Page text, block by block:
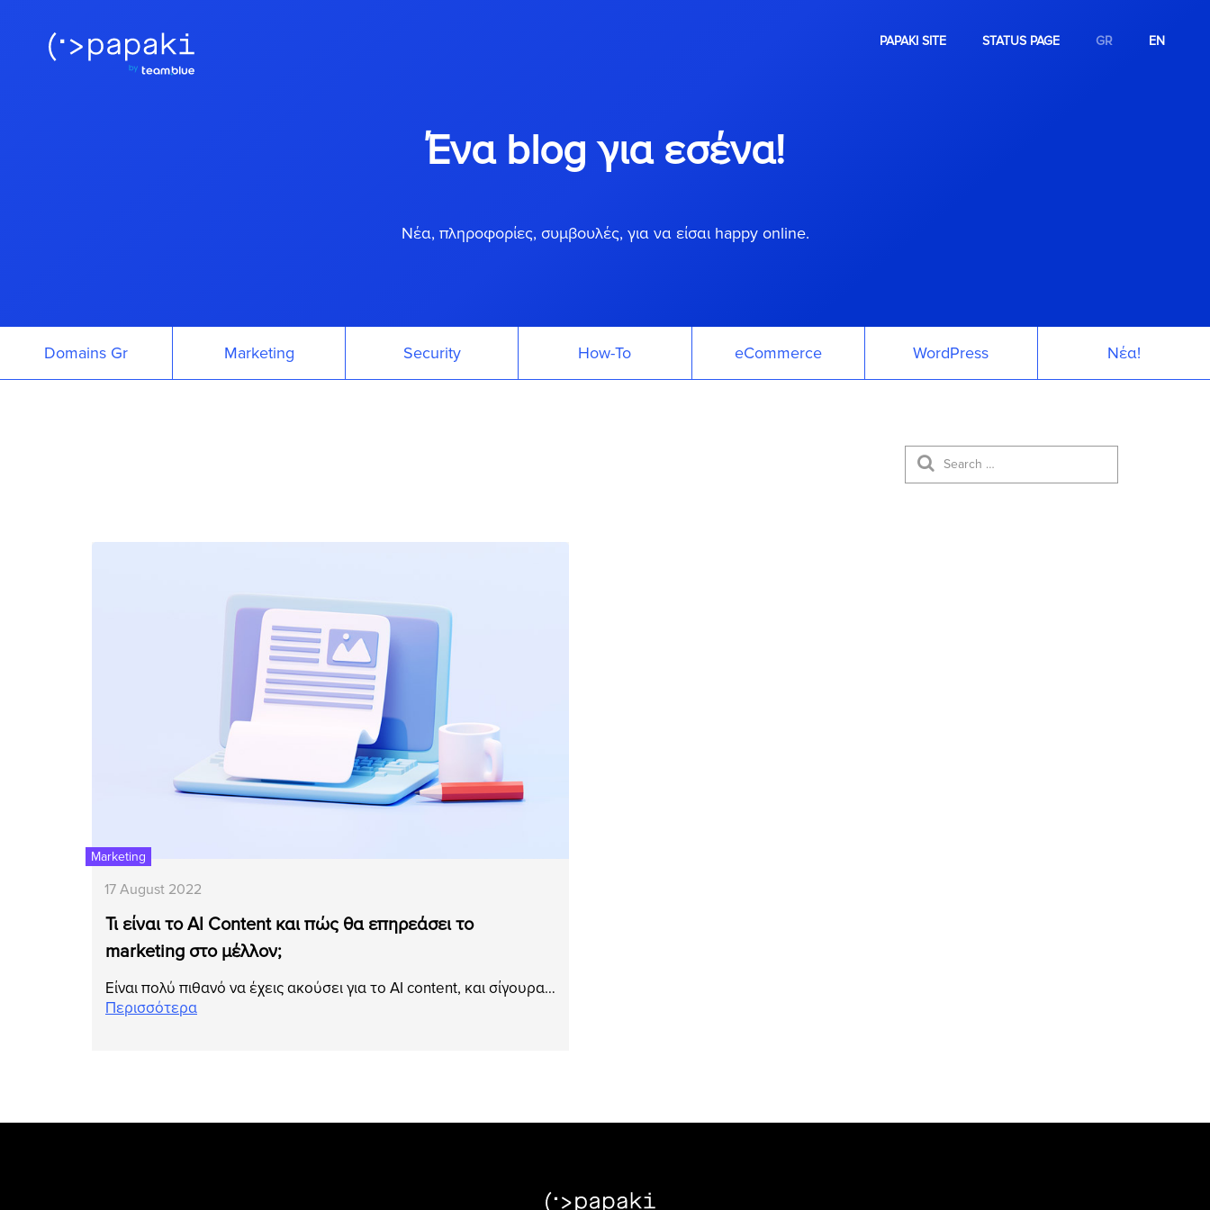
PAPAKI SITE STATUS PAGE GR EN
Ένα blog για εσένα!
Νέα, πληροφορίες, συμβουλές, για να είσαι happy online.
Domains Gr Marketing Security How-To eCommerce WordPress Νέα!
Marketing
17 August 2022
Τι είναι το AI Content και πώς θα επηρεάσει το
marketing στο μέλλον;
Είναι πολύ πιθανό να έχεις ακούσει για το AI content, και σίγουρα…
Περισσότερα